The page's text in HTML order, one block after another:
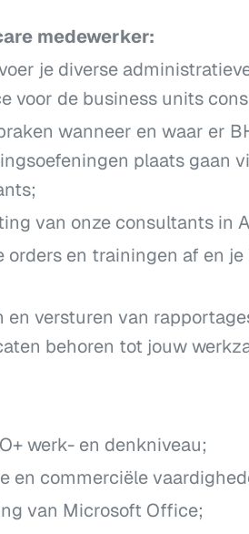
medewerker:
je diverse
voor de business units
wanneer en waar er
plaats gaan
van onze consultants in
en trainingen af en je
versturen van
behoren tot jouw
werk- en denkniveau;
commerciële
van Microsoft Office;